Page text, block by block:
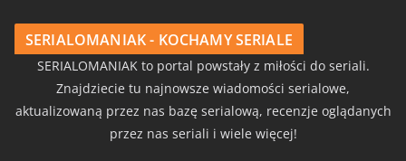
SERIALOMANIAK - KOCHAMY SERIALE
SERIALOMANIAK to portal powstały z miłości do seriali.
Znajdziecie tu najnowsze wiadomości serialowe,
aktualizowaną przez nas bazę serialową, recenzje oglądanych
przez nas seriali i wiele więcej!